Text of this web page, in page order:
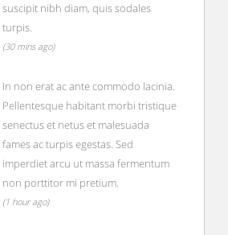
suscipit nibh diam, quis sodales
turpis.
(30 mins ago)
In non erat ac ante commodo lacinia.
Pellentesque habitant morbi tristique
senectus et netus et malesuada
fames ac turpis egestas. Sed
imperdiet arcu ut massa fermentum
non porttitor mi pretium.
(1 hour ago)